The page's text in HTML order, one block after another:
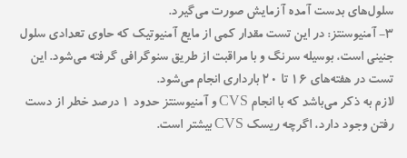
سلول‌های بدست آمده آزمایش صورت می‌گیرد.
۳- آمنیوسنتز: در این تست مقدار کمی از مایع آمنیوتیک که حاوی تعدادی سلول
جنینی است، بوسیله سرنگ و با مراقبت از طریق سنوگرافی گرفته می‌شود. این
تست در هفته‌های ۱۶ تا ۲۰ بارداری انجام می‌شود.
لازم به ذکر می‌باشد که با انجام CVS و آمنیوسنتز حدود ۱ درصد خطر از دست
رفتن وجود دارد، اگرچه ریسک CVS بیشتر است.